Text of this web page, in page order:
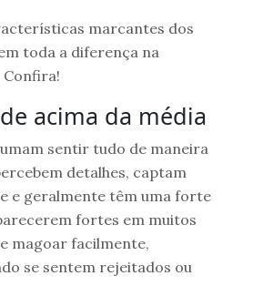
marcantes dos
toda a diferença na
Confira!
acima da média
sentir tudo de maneira
detalhes, captam
e geralmente têm uma forte
fortes em muitos
magoar facilmente,
se sentem rejeitados ou